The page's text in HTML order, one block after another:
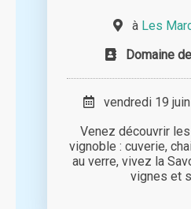
à Les
Domaine
vendredi 19
Venez découvrir
vignoble : cuverie,
au verre, vivez la
vignes et